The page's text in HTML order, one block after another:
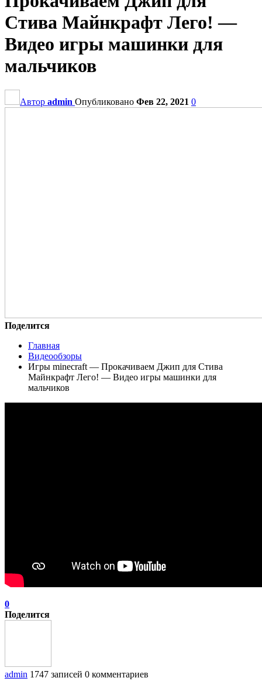
Стива Майнкрафт Лего! —
Видео игры машинки для
мальчиков
Автор admin Опубликовано Фев 22, 2021 0
Поделится
Главная
Видеообзоры
Игры minecraft — Прокачиваем Джип для Стива
Майнкрафт Лего! — Видео игры машинки для
мальчиков
0
Поделится
admin 1747 записей 0 комментариев